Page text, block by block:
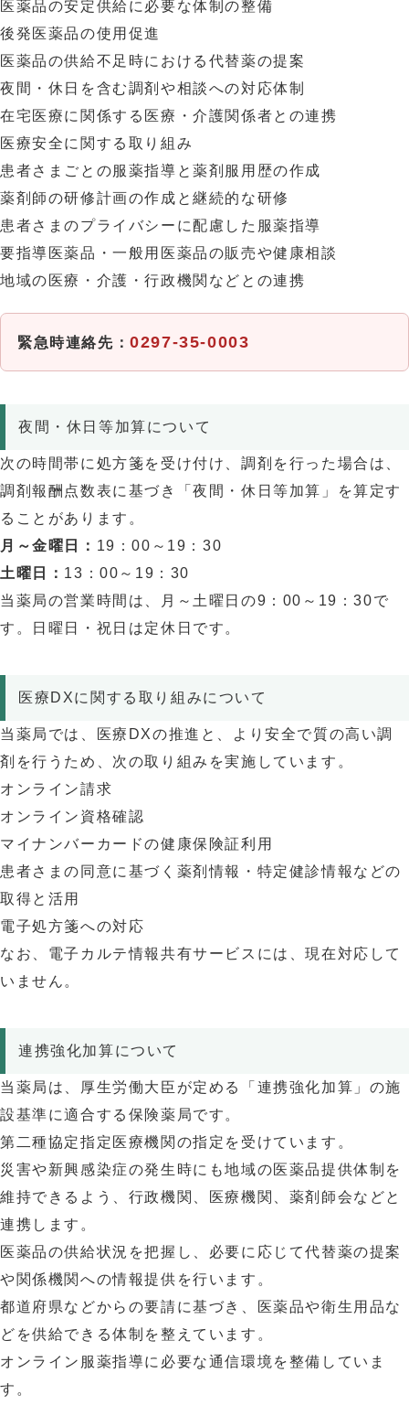
医薬品の安定供給に必要な体制の整備
後発医薬品の使用促進
医薬品の供給不足時における代替薬の提案
夜間・休日を含む調剤や相談への対応体制
在宅医療に関係する医療・介護関係者との連携
医療安全に関する取り組み
患者さまごとの服薬指導と薬剤服用歴の作成
薬剤師の研修計画の作成と継続的な研修
患者さまのプライバシーに配慮した服薬指導
要指導医薬品・一般用医薬品の販売や健康相談
地域の医療・介護・行政機関などとの連携
緊急時連絡先：0297-35-0003
夜間・休日等加算について
次の時間帯に処方箋を受け付け、調剤を行った場合は、
調剤報酬点数表に基づき「夜間・休日等加算」を算定す
ることがあります。
月～金曜日： 19：00～19：30
土曜日： 13：00～19：30
当薬局の営業時間は、月～土曜日の9：00～19：30で
す。日曜日・祝日は定休日です。
医療DXに関する取り組みについて
当薬局では、医療DXの推進と、より安全で質の高い調
剤を行うため、次の取り組みを実施しています。
オンライン請求
オンライン資格確認
マイナンバーカードの健康保険証利用
患者さまの同意に基づく薬剤情報・特定健診情報などの
取得と活用
電子処方箋への対応
なお、電子カルテ情報共有サービスには、現在対応して
いません。
連携強化加算について
当薬局は、厚生労働大臣が定める「連携強化加算」の施
設基準に適合する保険薬局です。
第二種協定指定医療機関の指定を受けています。
災害や新興感染症の発生時にも地域の医薬品提供体制を
維持できるよう、行政機関、医療機関、薬剤師会などと
連携します。
医薬品の供給状況を把握し、必要に応じて代替薬の提案
や関係機関への情報提供を行います。
都道府県などからの要請に基づき、医薬品や衛生用品な
どを供給できる体制を整えています。
オンライン服薬指導に必要な通信環境を整備していま
す。